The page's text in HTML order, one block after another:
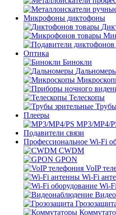
Микрофоны диктофоны
Оптика
Бинокли
Телескопы
Плееры
MP3/MP4/
Подавители связи
Профессиональное Wi-Fi
CWDM
GPON
VoIP
Wi-Fi
Wi-